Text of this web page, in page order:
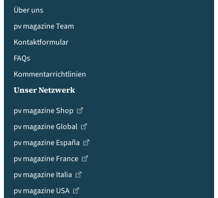
Über uns
pv magazine Team
Kontaktformular
FAQs
Kommentarrichtlinien
Unser Netzwerk
pv magazine Shop
pv magazine Global
pv magazine España
pv magazine France
pv magazine Italia
pv magazine USA